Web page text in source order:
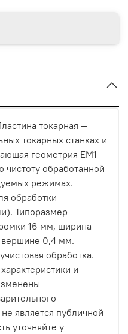
токарная —
токарных станках и
геометрия EM1
обработанной
режимах.
обработки
Типоразмер
16 мм, ширина
вершине 0,4 мм.
обработка.
и
является публичной
уточняйте у